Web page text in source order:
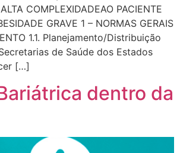
COMPLEXIDADEAO PACIENTE
GRAVE 1 – NORMAS GERAIS
1.1. Planejamento/Distribuição
de Saúde dos Estados
[…]
dentro da